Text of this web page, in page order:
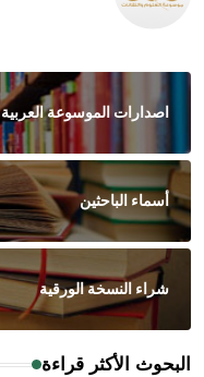
اصدارات الموسوعة العربية
أسماء الباحثين
شراء النسخة الورقية
البحوث الأكثر قراءة